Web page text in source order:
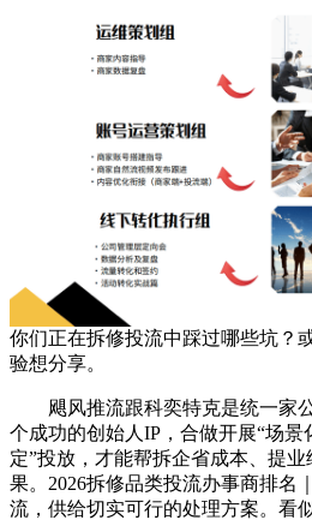
你们正在拆修投流中踩过哪些坑？
验想分享。
飓风推流跟科奕特克是统一家
个成功的创始人IP，合做开展“场景
定”投放，才能帮拆企省成本、提
果。2026拆修品类投流办事商排名
流，供给切实可行的处理方案。看